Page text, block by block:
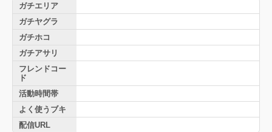
ガチエリア
ガチヤグラ
ガチホコ
ガチアサリ
フレンドコー
ド
活動時間帯
よく使うブキ
配信URL